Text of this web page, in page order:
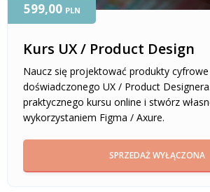
Kurs UX / Product Design
Naucz się projektować produkty
doświadczonego UX / Product
praktycznego kursu online i stwórz
wykorzystaniem Figma / Axure.
599,00 PLN
SPRZEDAŻ WYŁĄCZONA